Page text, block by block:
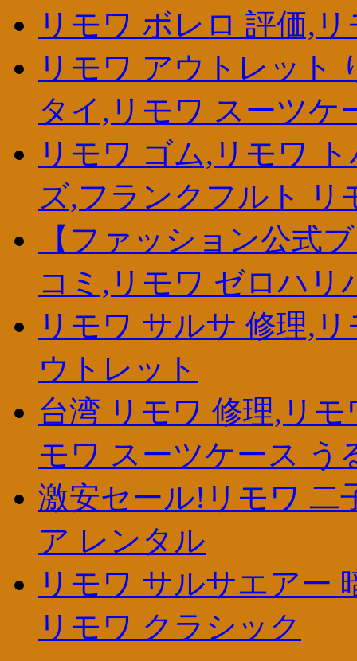
リモワ ボレロ 評価,
リモワ アウトレット
タイ,リモワ スーツケ
リモワ ゴム,リモワ
ズ,フランクフルト リ
【ファッション公式
コミ,リモワ ゼロハリ
リモワ サルサ 修理,
ウトレット
台湾 リモワ 修理,リ
モワ スーツケース う
激安セール!リモワ 二
ア レンタル
リモワ サルサエアー
リモワ クラシック